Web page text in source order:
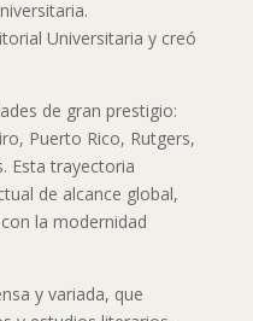
Universitaria y creó
de gran prestigio:
Puerto Rico, Rutgers,
Esta trayectoria
de alcance global,
la modernidad
y variada, que